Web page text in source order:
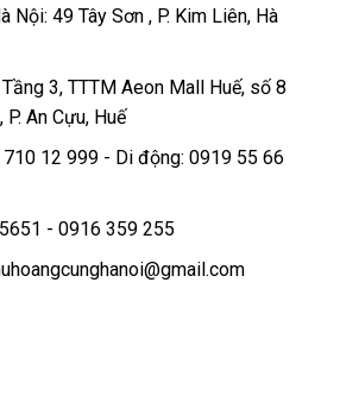
Nội: 49 Tây Sơn , P. Kim Liên, Hà
3, TTTM Aeon Mall Huế, số 8
An Cựu, Huế
710 12 999 - Di động: 0919 55 66
- 0916 359 255